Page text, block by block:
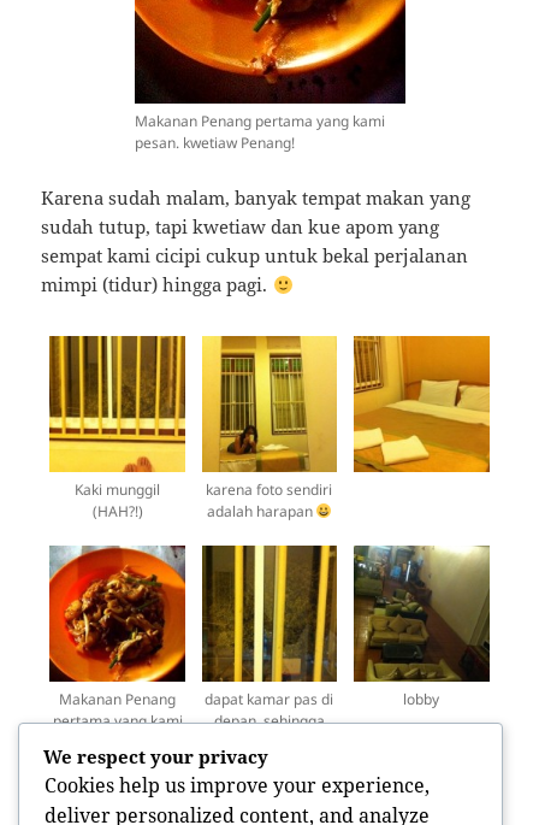
Makanan Penang pertama yang kami
pesan. kwetiaw Penang!
Karena sudah malam, banyak tempat makan yang
sudah tutup, tapi kwetiaw dan kue apom yang
sempat kami cicipi cukup untuk bekal perjalanan
mimpi (tidur) hingga pagi.
Kaki munggil
(HAH?!)
karena foto sendiri
adalah harapan
Makanan Penang
pertama yang kami
Penang!
dapat kamar pas di
depan, sehingga
lihat jalanan
lobby
We respect your privacy
Cookies help us improve your experience,
deliver personalized content, and analyze